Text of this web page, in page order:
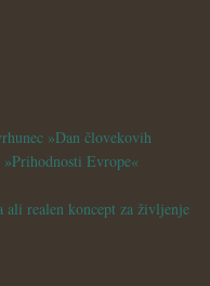
»Dan človekovih
Evrope«
realen koncept za življenje